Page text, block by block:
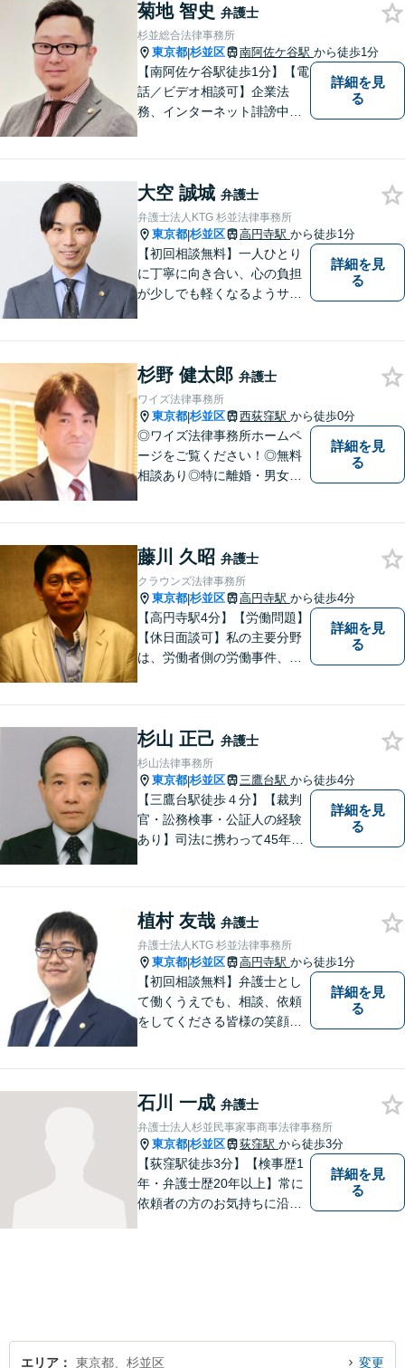
とんどの弁護士よりも適切な
料金にて対応していると自負
しております。
菊地 智史 弁護士
杉並総合法律事務所
東京都|杉並区 南阿佐ケ谷駅 から徒歩1分
【南阿佐ケ谷駅徒歩1分】【電
話／ビデオ相談可】企業法
務、インターネット誹謗中
いのかな」と迷われている方
は、どうぞご遠慮なく私にご
相談ください【法テラス利用
可】
詳細を見
る
大空 誠城 弁護士
弁護士法人KTG 杉並法律事務所
東京都|杉並区 高円寺駅 から徒歩1分
【初回相談無料】一人ひとり
に丁寧に向き合い、心の負担
が少しでも軽くなるようサポ
しています。【夜間や休日相
談も対応可能】【メール・WE
B面談可】
詳細を見
る
杉野 健太郎 弁護士
ワイズ法律事務所
東京都|杉並区 西荻窪駅 から徒歩0分
◎ワイズ法律事務所ホームペ
ージをご覧ください！◎無料
相談あり◎特に離婚・男女問
小金井・練馬・西東京の方は
今すぐお問い合わせを！
詳細を見
る
藤川 久昭 弁護士
クラウンズ法律事務所
東京都|杉並区 高円寺駅 から徒歩4分
【高円寺駅4分】【労働問題】
【休日面談可】私の主要分野
は、労働者側の労働事件、企
件を数多く担当しています。
依頼人さまにとって、最大限
の効用を得られるように頑張
っています。
詳細を見
る
杉山 正己 弁護士
杉山法律事務所
東京都|杉並区 三鷹台駅 から徒歩4分
【三鷹台駅徒歩４分】【裁判
官・訟務検事・公証人の経験
あり】司法に携わって45年以
故、不動産問題等はご相談く
ださい！法テラス対応です。
詳細を見
る
植村 友哉 弁護士
弁護士法人KTG 杉並法律事務所
東京都|杉並区 高円寺駅 から徒歩1分
【初回相談無料】弁護士とし
て働くうえでも、相談、依頼
をしてくださる皆様の笑顔を
す。【夜間や休日相談も対応
可能】【メール・WEB面談
可】
詳細を見
る
石川 一成 弁護士
弁護士法人杉並民事家事商事法律事務所
東京都|杉並区 荻窪駅 から徒歩3分
【荻窪駅徒歩3分】【検事歴1
年・弁護士歴20年以上】常に
依頼者の方のお気持ちに沿っ
になります。
詳細を見
る
エリア 東京都、杉並区 変更